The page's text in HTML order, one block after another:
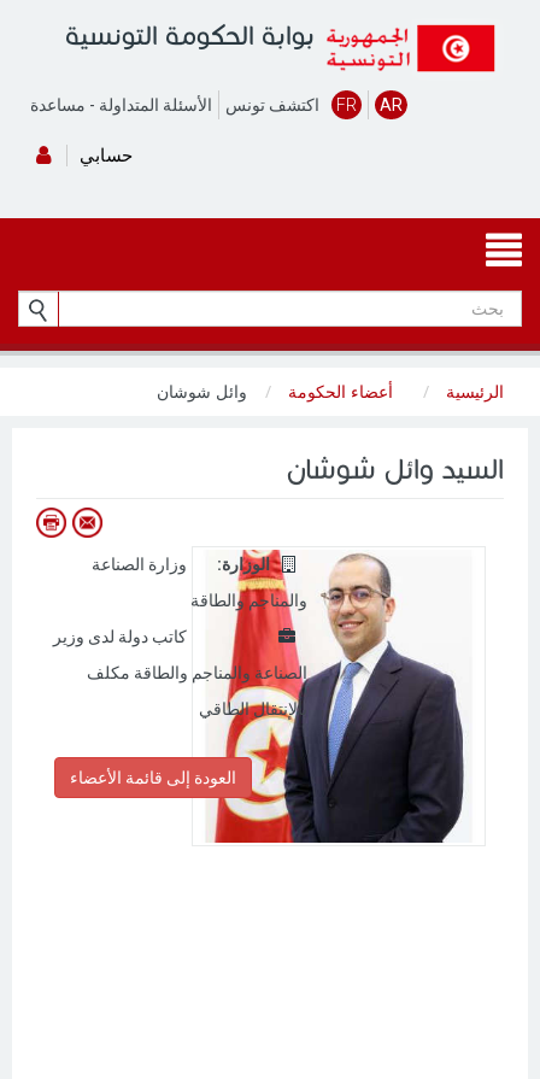
بوابة الحكومة التونسية
الأسئلة المتداولة - مساعدة اكتشف تونس FR AR
حسابي
الرئيسية أعضاء الحكومة وائل شوشان
السيد وائل شوشان
:الوزارة
وزارة الصناعة
والمناجم والطاقة
كاتب دولة لدى وزير
الصناعة والمناجم والطاقة مكلف
بالإنتقال الطاقي
العودة إلى قائمة الأعضاء